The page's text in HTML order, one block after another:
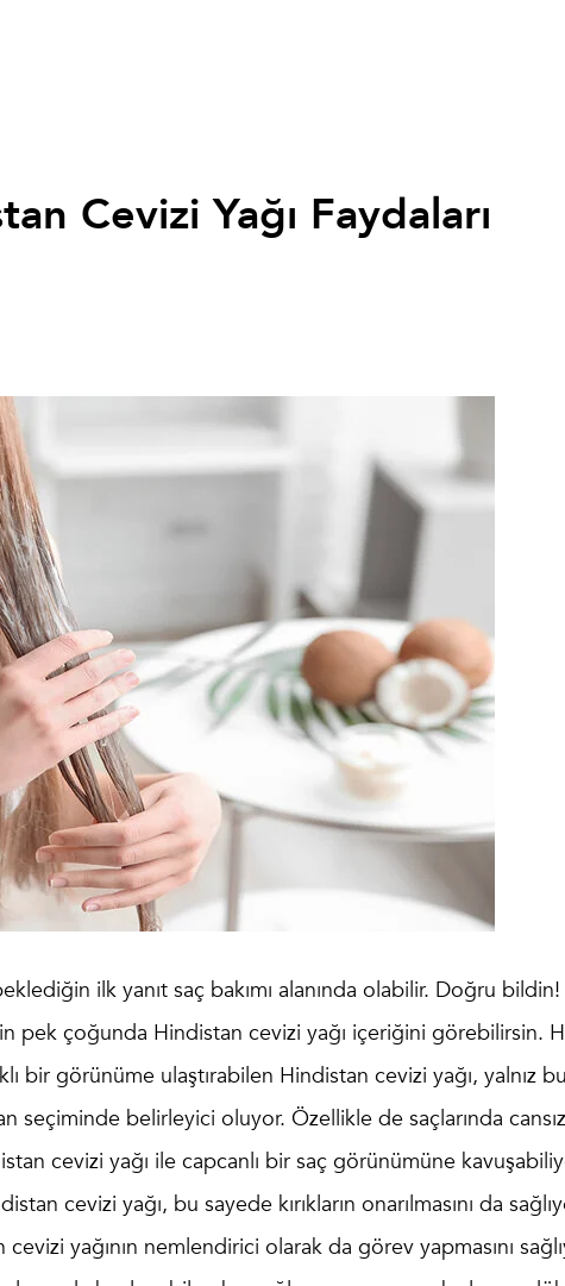
Cevizi Yağı Faydaları
ilk yanıt saç bakımı alanında olabilir. Doğru bildin!
pek çoğunda Hindistan cevizi yağı içeriğini görebilirsin.
bir görünüme ulaştırabilen Hindistan cevizi yağı, yalnız bu
seçiminde belirleyici oluyor. Özellikle de saçlarında
cevizi yağı ile capcanlı bir saç görünümüne
cevizi yağı, bu sayede kırıkların onarılmasını da
yağının nemlendirici olarak da görev yapmasını